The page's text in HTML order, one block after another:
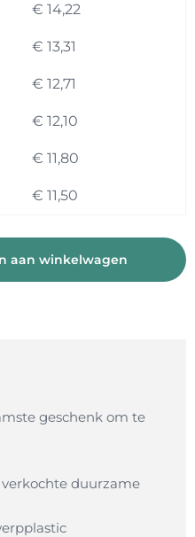
€ 14,22
€ 13,31
€ 12,71
€ 12,10
€ 11,80
€ 11,50
aan winkelwagen
geschenk om te
duurzame